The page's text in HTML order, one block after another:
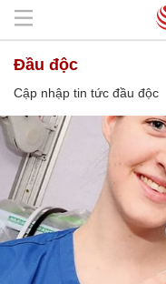
đầu độc
Cập nhập tin tức đầu độc